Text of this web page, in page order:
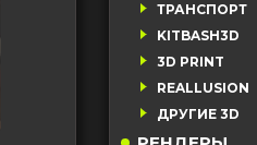
ТРАНСПОРТ
KITBASH3D
3D PRINT
REALLUSION
ДРУГИЕ 3D